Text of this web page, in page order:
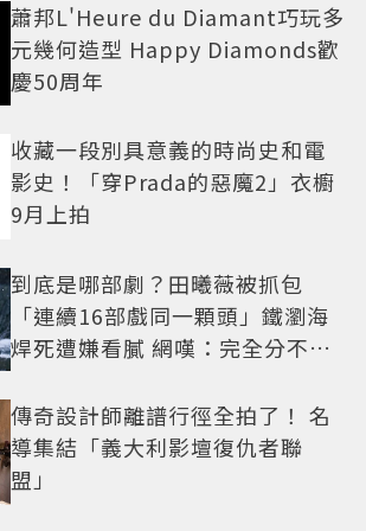
蕭邦L'Heure du Diamant巧玩多
元幾何造型 Happy Diamonds歡
慶50周年
收藏一段別具意義的時尚史和電
影史！「穿Prada的惡魔2」衣櫥
9月上拍
到底是哪部劇？田曦薇被抓包
「連續16部戲同一顆頭」鐵瀏海
焊死遭嫌看膩 網嘆：完全分不出
傳奇設計師離譜行徑全拍了！ 名
導集結「義大利影壇復仇者聯
盟」